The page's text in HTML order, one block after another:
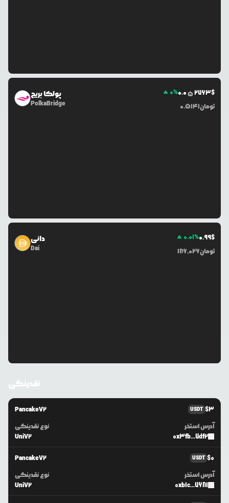
پولکا بریج
PolkaBridge
0%0.052763$
0.5141تومان
دائی
Dai
0.01%0.99$
186,026تومان
نقدینگی
PancakeV2 USDT $3
نوع نقدینگی
UniV2
آدرس استخر
0x3fb...7df2
PancakeV2 USDT $0
نوع نقدینگی
UniV2
آدرس استخر
0xb1c...7681